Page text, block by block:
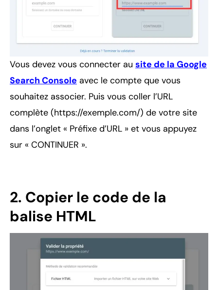
Vous devez vous connecter au site de la Google
Search Console avec le compte que vous
souhaitez associer. Puis vous coller l’URL
complète (https://exemple.com/) de votre site
dans l’onglet « Préfixe d’URL » et vous appuyez
sur « CONTINUER ».
2. Copier le code de la
balise HTML